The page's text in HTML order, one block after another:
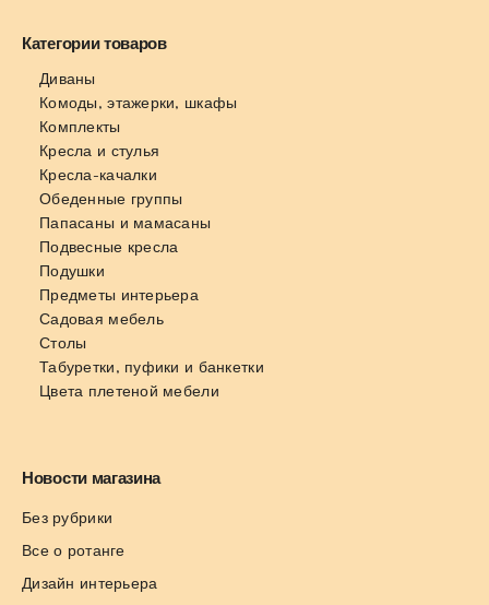
Категории товаров
Диваны
Комоды, этажерки, шкафы
Комплекты
Кресла и стулья
Кресла-качалки
Обеденные группы
Папасаны и мамасаны
Подвесные кресла
Подушки
Предметы интерьера
Садовая мебель
Столы
Табуретки, пуфики и банкетки
Цвета плетеной мебели
Новости магазина
Без рубрики
Все о ротанге
Дизайн интерьера